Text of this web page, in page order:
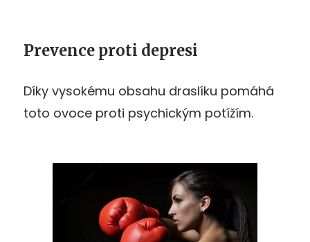
Prevence proti depresi
Díky vysokému obsahu draslíku pomáhá
toto ovoce proti psychickým potížím.